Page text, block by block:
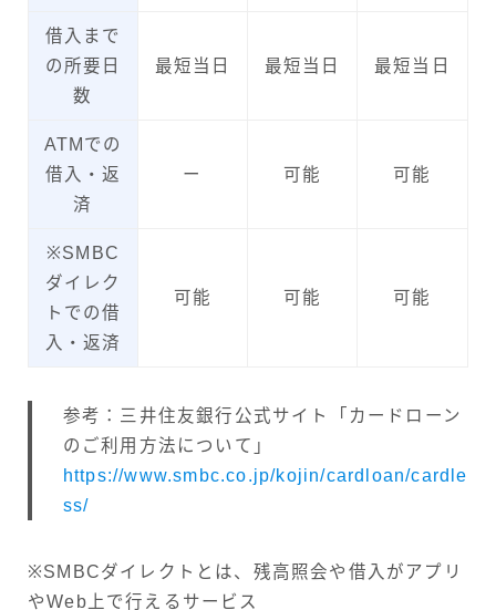
借入まで
の所要日
数
最短当日 最短当日 最短当日
ATMでの
借入・返
済
ー 可能 可能
※SMBC
ダイレク
トでの借
入・返済
可能 可能 可能
参考：三井住友銀行公式サイト「カードローン
のご利用方法について」
https://www.smbc.co.jp/kojin/cardloan/cardle
ss/
※SMBCダイレクトとは、残高照会や借入がアプリ
やWeb上で行えるサービス